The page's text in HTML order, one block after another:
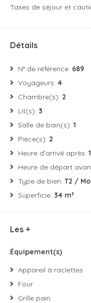
Taxes de séjour et
Détails
N° de référence: 689
Voyageurs: 4
Chambre(s): 2
Lit(s): 3
Salle de bain(s): 1
Pièce(s): 2
Heure d'arrivé après:
Heure de départ
Type de bien: T2 /
Superficie: 34 m²
Les +
Équipement(s)
Appareil à raclettes
Four
Grille pain